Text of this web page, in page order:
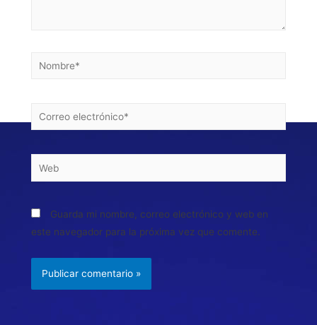
Guarda mi nombre, correo electrónico y web en
este navegador para la próxima vez que comente.